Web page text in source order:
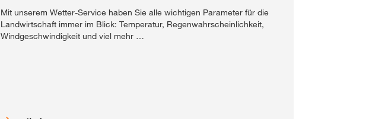
Mit unserem Wetter-Service haben Sie alle wichtigen Parameter für die
Landwirtschaft immer im Blick: Temperatur, Regenwahrscheinlichkeit,
Windgeschwindigkeit und viel mehr …